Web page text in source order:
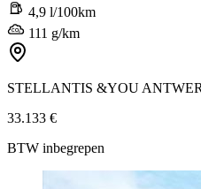
4,9 l/100km
111 g/km
STELLANTIS &YOU
33.133 €
BTW inbegrepen